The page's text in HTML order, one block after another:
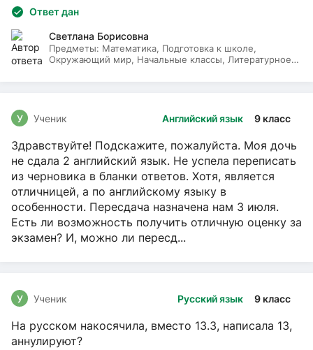
Ответ дан
Светлана Борисовна
Предметы: Математика, Подготовка к школе,
Окружающий мир, Начальные классы, Литературное
Английский язык 9 класс
У Ученик
Здравствуйте! Подскажите, пожалуйста. Моя дочь
не сдала 2 английский язык. Не успела переписать
из черновика в бланки ответов. Хотя, является
отличницей, а по английскому языку в
особенности. Пересдача назначена нам 3 июля.
Есть ли возможность получить отличную оценку за
экзамен? И, можно ли пересд...
Русский язык 9 класс
У Ученик
На русском накосячила, вместо 13.3, написала 13,
аннулируют?